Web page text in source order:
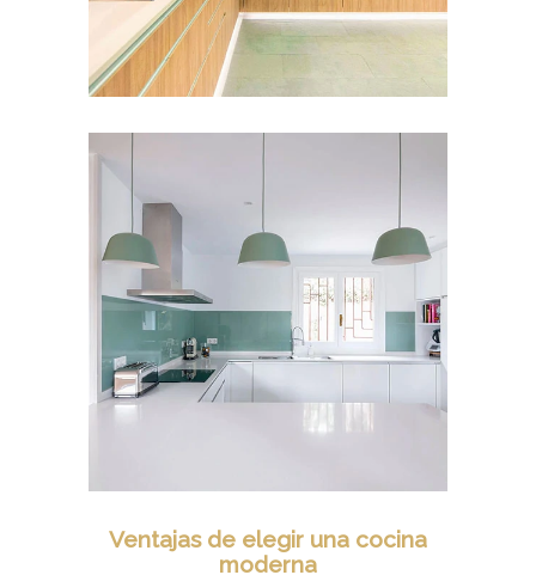
Ventajas de elegir una cocina
moderna